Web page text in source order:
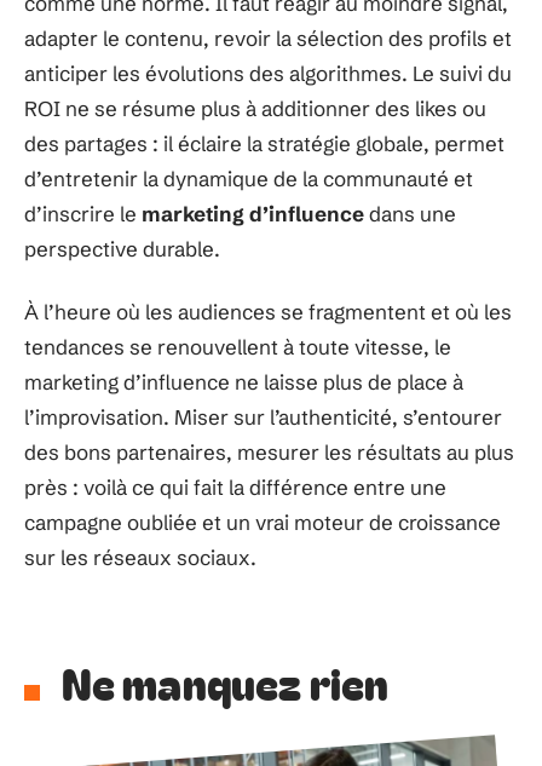
adapter le contenu, revoir la sélection des profils et
anticiper les évolutions des algorithmes. Le suivi du
ROI ne se résume plus à additionner des likes ou
des partages : il éclaire la stratégie globale, permet
d’entretenir la dynamique de la communauté et
d’inscrire le marketing d’influencedans une
perspective durable.
À l’heure où les audiences se fragmentent et où les
tendances se renouvellent à toute vitesse, le
marketing d’influence ne laisse plus de place à
l’improvisation. Miser sur l’authenticité, s’entourer
des bons partenaires, mesurer les résultats au plus
près : voilà ce qui fait la différence entre une
campagne oubliée et un vrai moteur de croissance
sur les réseaux sociaux.
Ne manquez rien